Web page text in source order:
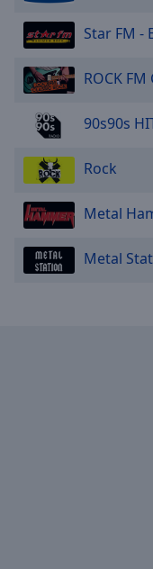
Star FM -
ROCK FM
90s90s
Rock
Metal
Metal